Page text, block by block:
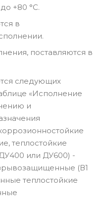
+80 °С.
в
поставляются в
следующих
«Исполнение
и
теплостойкие
или ДУ600) -
(В1
теплостойкие